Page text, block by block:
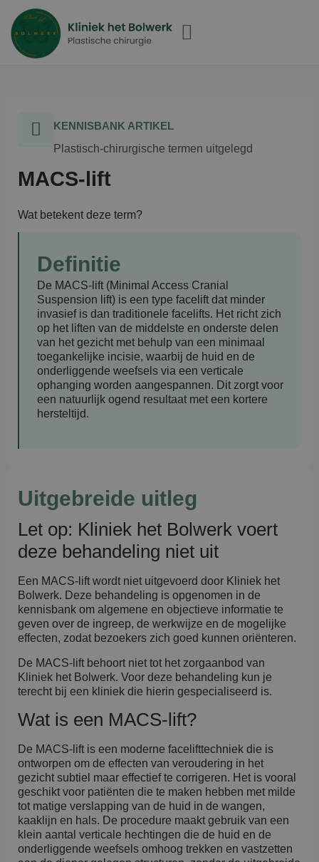
KENNISBANK ARTIKEL
Plastisch-chirurgische termen uitgelegd
MACS-lift
Wat betekent deze term?
Definitie
De MACS-lift (Minimal Access Cranial
Suspension lift) is een type facelift dat minder
invasief is dan traditionele facelifts. Het richt zich
op het liften van de middelste en onderste delen
van het gezicht met behulp van een minimaal
toegankelijke incisie, waarbij de huid en de
onderliggende weefsels via een verticale
ophanging worden aangespannen. Dit zorgt voor
een natuurlijk ogend resultaat met een kortere
hersteltijd.
Uitgebreide uitleg
Let op: Kliniek het Bolwerk voert
deze behandeling niet uit
Een MACS-lift wordt niet uitgevoerd door Kliniek het
Bolwerk. Deze behandeling is opgenomen in de
kennisbank om algemene en objectieve informatie te
geven over de ingreep, de werkwijze en de mogelijke
effecten, zodat bezoekers zich goed kunnen oriënteren.
De MACS-lift behoort niet tot het zorgaanbod van
Kliniek het Bolwerk. Voor deze behandeling kun je
terecht bij een kliniek die hierin gespecialiseerd is.
Wat is een MACS-lift?
De MACS-lift is een moderne facelifttechniek die is
ontworpen om de effecten van veroudering in het
gezicht subtiel maar effectief te corrigeren. Het is vooral
geschikt voor patiënten die te maken hebben met milde
tot matige verslapping van de huid in de wangen,
kaaklijn en hals. De procedure maakt gebruik van een
klein aantal verticale hechtingen die de huid en de
onderliggende weefsels omhoog trekken en vastzetten